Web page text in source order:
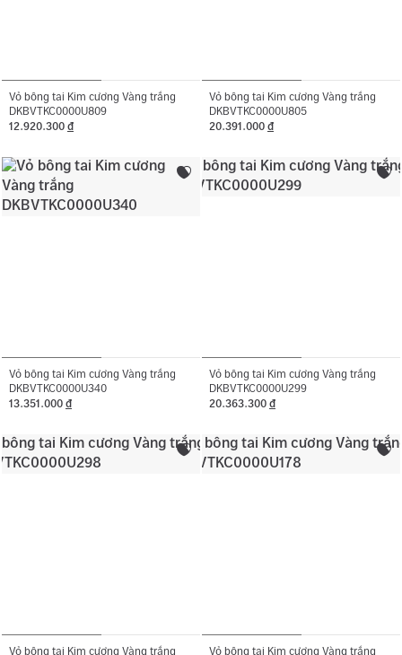
Vỏ bông tai Kim cương Vàng trắng
DKBVTKC0000U809
12.920.300 đ
Vỏ bông tai Kim cương Vàng trắng
DKBVTKC0000U805
20.391.000 đ
Vỏ bông tai Kim cương Vàng trắng
DKBVTKC0000U340
13.351.000 đ
Vỏ bông tai Kim cương Vàng trắng
DKBVTKC0000U299
20.363.300 đ
Vỏ bông tai Kim cương Vàng trắng Vỏ bông tai Kim cương Vàng trắng